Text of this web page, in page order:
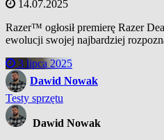
14.07.2025
Razer™ ogłosił premierę Razer
ewolucji swojej najbardziej
3 lipca 2025
Dawid Nowak
Testy sprzętu
Dawid Nowak